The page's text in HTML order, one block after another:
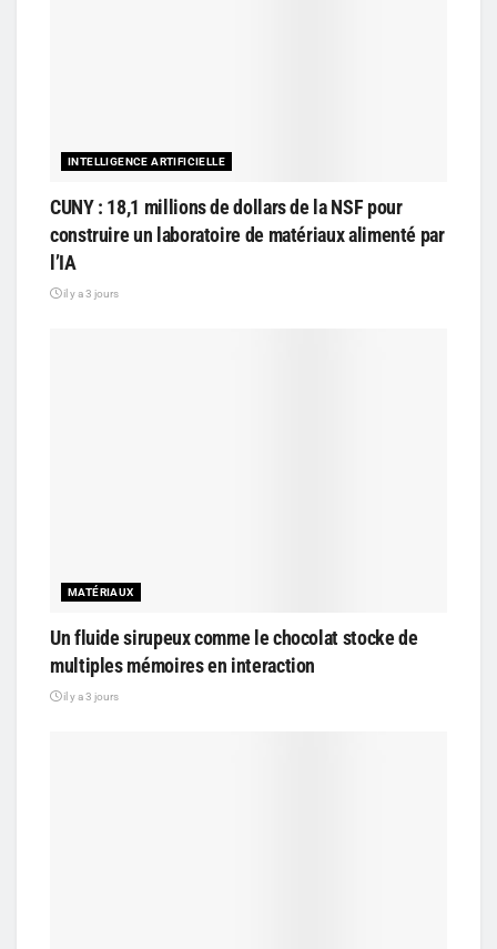
INTELLIGENCE ARTIFICIELLE
CUNY : 18,1 millions de dollars de la NSF pour
construire un laboratoire de matériaux alimenté par
l’IA
il y a 3 jours
MATÉRIAUX
Un fluide sirupeux comme le chocolat stocke de
multiples mémoires en interaction
il y a 3 jours